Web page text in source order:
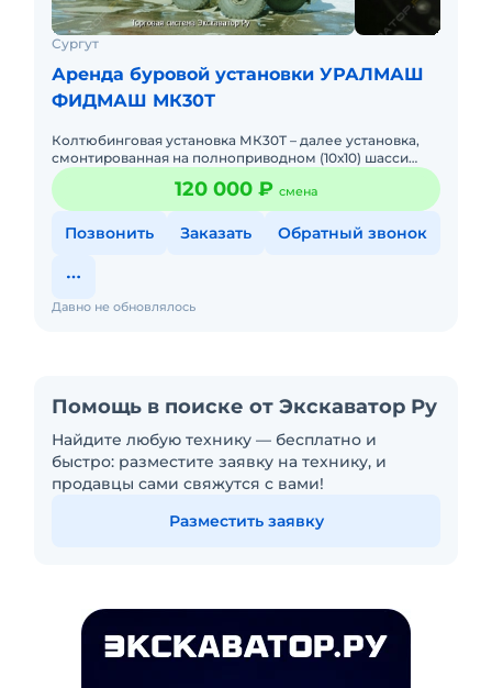
Сургут
Аренда буровой установки УРАЛМАШ
ФИДМАШ МК30Т
Колтюбинговая установка МК30Т – далее установка,
смонтированная на полноприводном (10х10) шасси
VOLAT, представляет собой полный комплект
оборудования для работ120 000 ₽ смена
Позвонить Заказать Обратный звонок
Давно не обновлялось
Помощь в поиске от Экскаватор Ру
Найдите любую технику — бесплатно и
быстро: разместите заявку на технику, и
продавцы сами свяжутся с вами!
Разместить заявку